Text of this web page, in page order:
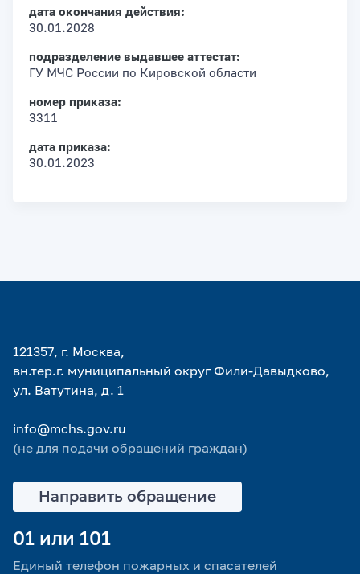
дата окончания действия:
30.01.2028
подразделение выдавшее аттестат:
ГУ МЧС России по Кировской области
номер приказа:
3311
дата приказа:
30.01.2023
121357, г. Москва,
вн.тер.г. муниципальный округ Фили-Давыдково,
ул. Ватутина, д. 1
info@mchs.gov.ru
(не для подачи обращений граждан)
Направить обращение
01 или 101
Единый телефон пожарных и спасателей